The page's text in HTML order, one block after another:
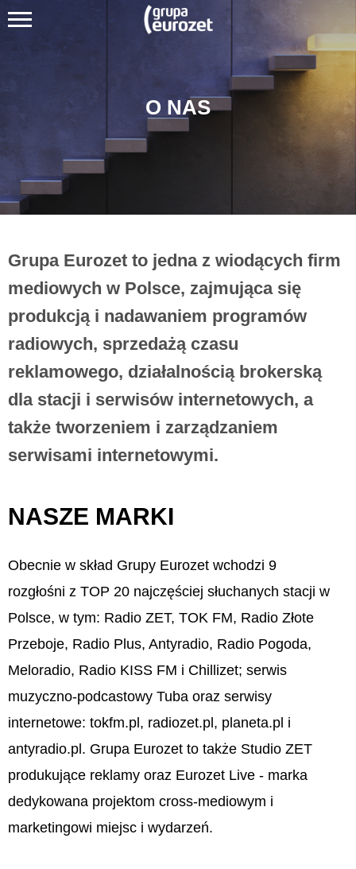
O NAS
Grupa Eurozet to jedna z wiodących firm
mediowych w Polsce, zajmująca się
produkcją i nadawaniem programów
radiowych, sprzedażą czasu
reklamowego, działalnością brokerską
dla stacji i serwisów internetowych, a
także tworzeniem i zarządzaniem
serwisami internetowymi.
NASZE MARKI
Obecnie w skład Grupy Eurozet wchodzi 9
rozgłośni z TOP 20 najczęściej słuchanych stacji w
Polsce, w tym: Radio ZET, TOK FM, Radio Złote
Przeboje, Radio Plus, Antyradio, Radio Pogoda,
Meloradio, Radio KISS FM i Chillizet; serwis
muzyczno-podcastowy Tuba oraz serwisy
internetowe: tokfm.pl, radiozet.pl, planeta.pl i
antyradio.pl. Grupa Eurozet to także Studio ZET
produkujące reklamy oraz Eurozet Live - marka
dedykowana projektom cross-mediowym i
marketingowi miejsc i wydarzeń.